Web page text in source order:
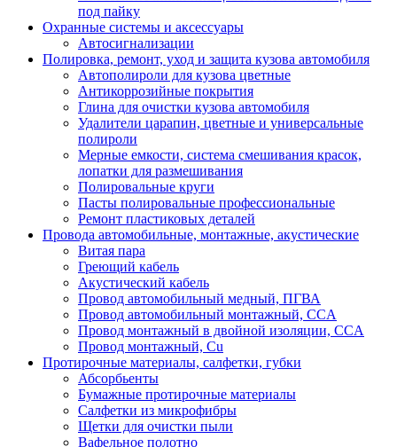
под пайку
Охранные системы и аксессуары
Автосигнализации
Полировка, ремонт, уход и защита кузова автомобиля
Автополироли для кузова цветные
Антикоррозийные покрытия
Глина для очистки кузова автомобиля
Удалители царапин, цветные и универсальные
полироли
Мерные емкости, система смешивания красок,
лопатки для размешивания
Полировальные круги
Пасты полировальные профессиональные
Ремонт пластиковых деталей
Провода автомобильные, монтажные, акустические
Витая пара
Греющий кабель
Акустический кабель
Провод автомобильный медный, ПГВА
Провод автомобильный монтажный, CCA
Провод монтажный в двойной изоляции, CCA
Провод монтажный, Cu
Протирочные материалы, салфетки, губки
Абсорбьенты
Бумажные протирочные материалы
Салфетки из микрофибры
Щетки для очистки пыли
Вафельное полотно